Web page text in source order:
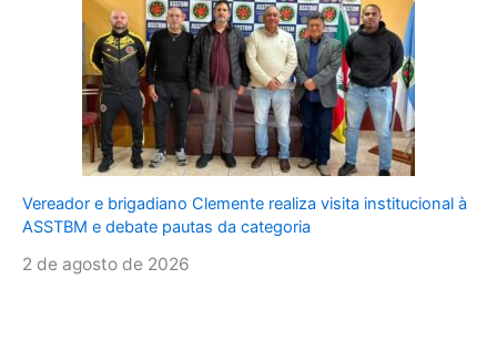
Vereador e brigadiano Clemente realiza visita institucional à
ASSTBM e debate pautas da categoria
2 de agosto de 2026